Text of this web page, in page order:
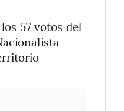
57 votos del